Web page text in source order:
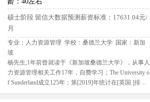
硕士阶段 留信大数据预测薪资标准：17631.04元/
月
专业：人力资源管理 学校：桑德兰大学 国家：新加
坡
杨先生,1年前曾就读于《新加坡桑德兰大学》，从事人
力资源管理相关工作17年，自费学习；The University o
f Sunderland成立125年；第[2019]年统计在[英国.]排名
第91，该生出国留学期间共花费34668新加坡元；留学